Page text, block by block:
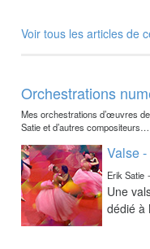
Voir tous les articles de
Orchestrations
Mes orchestrations d’œuvres
Satie et d’autres compositeurs…
Valse
Erik Satie -
Une
dédié à